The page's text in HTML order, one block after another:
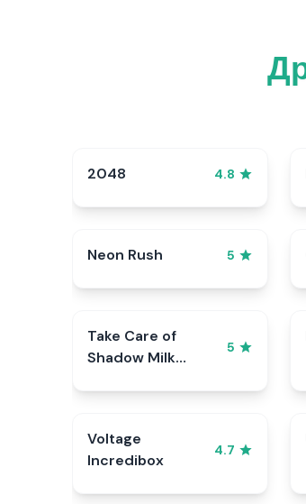
2048 4.8
Neon Rush 5
Take Care of
Shadow Milk
5
Voltage
Incredibox
4.7